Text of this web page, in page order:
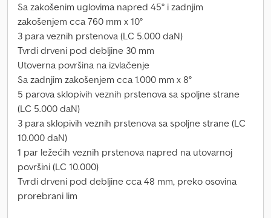
Sa zakošenim uglovima napred 45° i zadnjim
zakošenjem cca 760 mm x 10°
3 para veznih prstenova (LC 5.000 daN)
Tvrdi drveni pod debljine 30 mm
Utoverna površina na izvlačenje
Sa zadnjim zakošenjem cca 1.000 mm x 8°
5 parova sklopivih veznih prstenova sa spoljne strane
(LC 5.000 daN)
3 para sklopivih veznih prstenova sa spoljne strane (LC
10.000 daN)
1 par ležećih veznih prstenova napred na utovarnoj
površini (LC 10.000)
Tvrdi drveni pod debljine cca 48 mm, preko osovina
prorebrani lim